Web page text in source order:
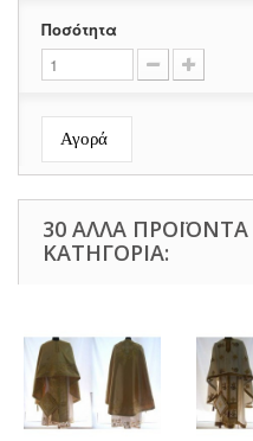
Ποσότητα
Αγορά
30 ΆΛΛΑ ΠΡΟΪΌΝΤΑ
ΚΑΤΗΓΟΡΊΑ: